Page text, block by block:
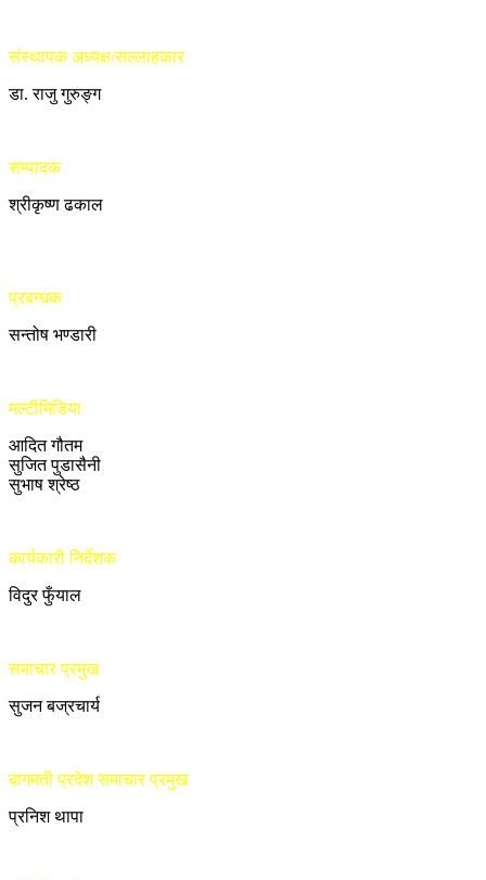
संस्थापक अध्यक्ष/सल्लाहकार
डा. राजु गुरुङ्ग
सम्पादक
श्रीकृष्ण ढकाल
प्रबन्धक
सन्तोष भण्डारी
मल्टीमिडिया
आदित गौतम
सुजित पुडासैनी
सुभाष श्रेष्ठ
कार्यकारी निर्देशक
विदुर फुँयाल
समाचार प्रमुख
सुजन बज्रचार्य
बागमती प्रदेश समाचार प्रमुख
प्रनिश थापा